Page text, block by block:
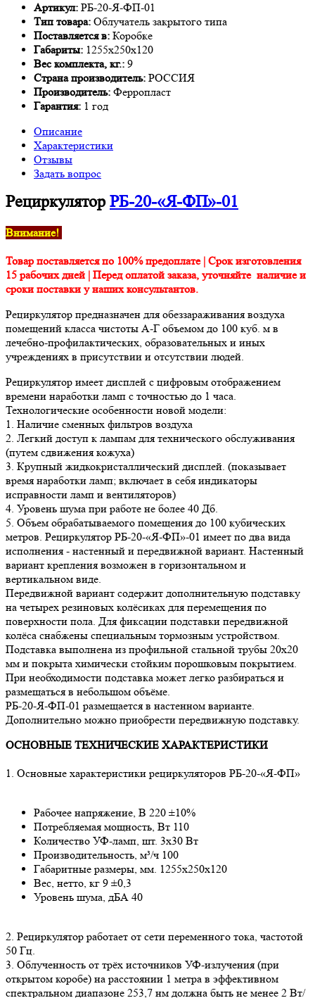
Артикул: РБ-20-Я-ФП-01
Тип товара: Облучатель закрытого типа
Поставляется в: Коробке
Габариты: 1255х250х120
Вес комплекта, кг.: 9
Страна производитель: РОССИЯ
Производитель: Ферропласт
Гарантия: 1 год
Описание
Характеристики
Отзывы
Задать вопрос
РециркуляторРБ-20-«Я-ФП»-01
Внимание!
Товар поставляется по 100% предоплате | Срок изготовления
15 рабочих дней | Перед оплатой заказа, уточняйте наличие и
сроки поставки у наших консультантов.
Рециркулятор предназначен для обеззараживания воздуха
помещений класса чистоты А-Г объемом до 100 куб. м в
лечебно-профилактических, образовательных и иных
учреждениях в присутствии и отсутствии людей.
Рециркулятор имеет дисплей с цифровым отображением
времени наработки ламп с точностью до 1 часа.
Технологические особенности новой модели:
1. Наличие сменных фильтров воздуха
2. Легкий доступ к лампам для технического обслуживания
(путем сдвижения кожуха)
3. Крупный жидкокристаллический дисплей. (показывает
время наработки ламп; включает в себя индикаторы
исправности ламп и вентиляторов)
4. Уровень шума при работе не более 40 Дб.
5. Объем обрабатываемого помещения до 100 кубических
метров. Рециркулятор РБ-20-«Я-ФП»-01 имеет по два вида
исполнения - настенный и передвижной вариант. Настенный
вариант крепления возможен в горизонтальном и
вертикальном виде.
Передвижной вариант содержит дополнительную подставку
на четырех резиновых колёсиках для перемещения по
поверхности пола. Для фиксации подставки передвижной
колёса снабжены специальным тормозным устройством.
Подставка выполнена из профильной стальной трубы 20х20
мм и покрыта химически стойким порошковым покрытием.
При необходимости подставка может легко разбираться и
размещаться в небольшом объёме.
РБ-20-Я-ФП-01 размещается в настенном варианте.
Дополнительно можно приобрести передвижную подставку.
ОСНОВНЫЕ ТЕХНИЧЕСКИЕ ХАРАКТЕРИСТИКИ
1. Основные характеристики рециркуляторов РБ-20-«Я-ФП»
Рабочее напряжение, В 220 ±10%
Потребляемая мощность, Вт 110
Количество УФ-ламп, шт. 3х30 Вт
Производительность, м³/ч 100
Габаритные размеры, мм. 1255х250х120
Вес, нетто, кг 9 ±0,3
Уровень шума, дБА 40
2. Рециркулятор работает от сети переменного тока, частотой
50 Гц.
3. Облученность от трёх источников УФ-излучения (при
открытом коробе) на расстоянии 1 метра в эффективном
спектральном диапазоне 253,7 нм должна быть не менее 2 Вт/